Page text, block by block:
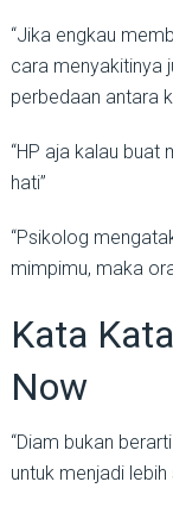
“Jika engkau
cara menyakitinya
perbedaan antara
“HP aja kalau buat
hati”
“Psikolog
mimpimu, maka
Kata
Now
“Diam bukan
untuk menjadi lebih